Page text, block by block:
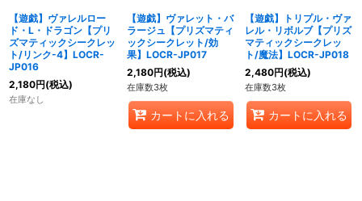
【遊戯】ヴァレルロー
ド・L・ドラゴン【プリ
ズマティックシークレッ
ト/リンク-4】LOCR-
JP016
2,180円(税込)
在庫なし
【遊戯】ヴァレット・バ
ラージュ【プリズマティ
ックシークレット/効
果】LOCR-JP017
2,180円(税込)
在庫数3枚
カートに入れる
【遊戯】トリプル・ヴァ
レル・リボルブ【プリズ
マティックシークレッ
ト/魔法】LOCR-JP018
2,480円(税込)
在庫数3枚
カートに入れる